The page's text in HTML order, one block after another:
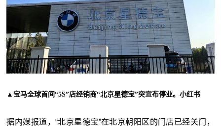
▲宝马全球首间“5S”店经销商“北京星德宝”突宣布停业。小红书
据内媒报道，“北京星德宝”在北京朝阳区的门店已经关门，